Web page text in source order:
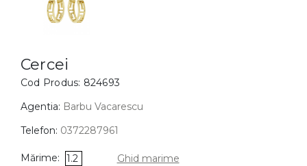
BIJUTERII COPII
Cercei
Bratari
Coliere
Lanturi
Pandantive
Cercei
Cod Produs: 824693
Agentia: Barbu Vacarescu
Telefon: 0372287961
Mărime: 1.2 Ghid marime